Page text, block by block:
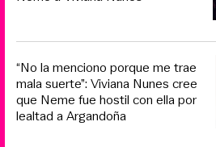
“No la menciono porque me trae
mala suerte”: Viviana Nunes cree
que Neme fue hostil con ella por
lealtad a Argandoña